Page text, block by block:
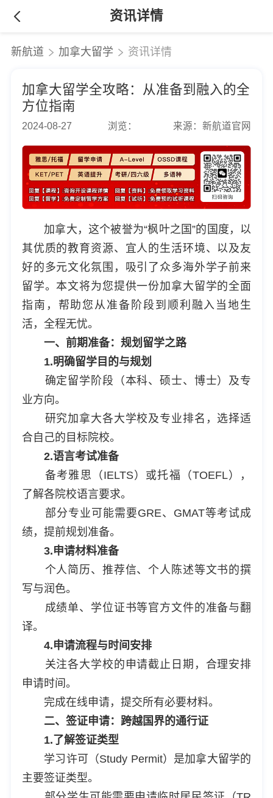
资讯详情
新航道 加拿大留学 资讯详情
加拿大留学全攻略：从准备到融入的全
方位指南
2024-08-27 浏览： 来源：新航道官网
加拿大，这个被誉为“枫叶之国”的国度，以
其优质的教育资源、宜人的生活环境、以及友
好的多元文化氛围，吸引了众多海外学子前来
留学。本文将为您提供一份加拿大留学的全面
指南，帮助您从准备阶段到顺利融入当地生
活，全程无忧。
一、前期准备：规划留学之路
1.明确留学目的与规划
确定留学阶段（本科、硕士、博士）及专
业方向。
研究加拿大各大学校及专业排名，选择适
合自己的目标院校。
2.语言考试准备
备考雅思（IELTS）或托福（TOEFL），
了解各院校语言要求。
部分专业可能需要GRE、GMAT等考试成
绩，提前规划准备。
3.申请材料准备
个人简历、推荐信、个人陈述等文书的撰
写与润色。
成绩单、学位证书等官方文件的准备与翻
译。
4.申请流程与时间安排
关注各大学校的申请截止日期，合理安排
申请时间。
完成在线申请，提交所有必要材料。
二、签证申请：跨越国界的通行证
1.了解签证类型
学习许可（Study Permit）是加拿大留学的
主要签证类型。